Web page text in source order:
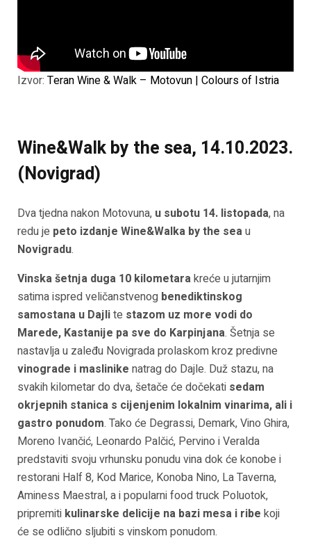
Izvor: Teran Wine & Walk – Motovun | Colours of Istria
Wine&Walk by the sea, 14.10.2023.
(Novigrad)
Dva tjedna nakon Motovuna, u subotu 14. listopada, na
redu je peto izdanje Wine&Walka by the seau
Novigradu.
Vinska šetnja duga 10 kilometarakreće u jutarnjim
satima ispred veličanstvenog benediktinskog
samostana u Dajlite stazom uz more vodi do
Marede, Kastanije pa sve do Karpinjana. Šetnja se
nastavlja u zaleđu Novigrada prolaskom kroz predivne
vinograde i maslinike natrag do Dajle. Duž stazu, na
svakih kilometar do dva, šetače će dočekati sedam
okrjepnih stanica s cijenjenim lokalnim vinarima, ali i
gastro ponudom. Tako će Degrassi, Demark, Vino Ghira,
Moreno Ivančić, Leonardo Palčić, Pervino i Veralda
predstaviti svoju vrhunsku ponudu vina dok će konobe i
restorani Half 8, Kod Marice, Konoba Nino, La Taverna,
Aminess Maestral, a i popularni food truck Poluotok,
pripremiti kulinarske delicije na bazi mesa i ribe koji
će se odlično sljubiti s vinskom ponudom.